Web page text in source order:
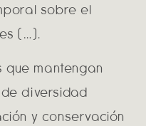
sobre el
(…).
que mantengan
diversidad
y conservación